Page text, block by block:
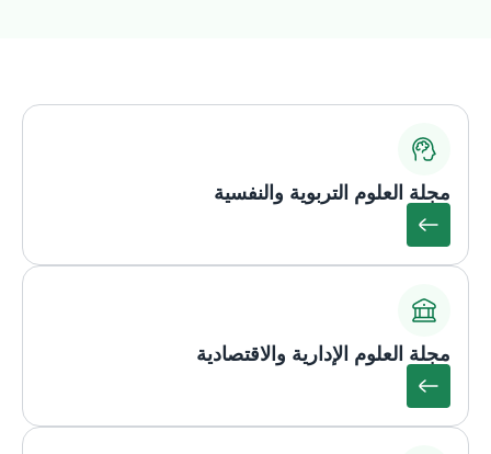
مجلة العلوم التربوية والنفسية
مجلة العلوم الإدارية والاقتصادية